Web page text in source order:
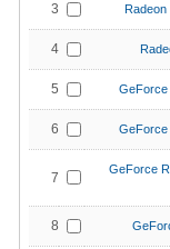
3 Radeon
4
5 GeForce
6 GeForce
7
GeForce
8